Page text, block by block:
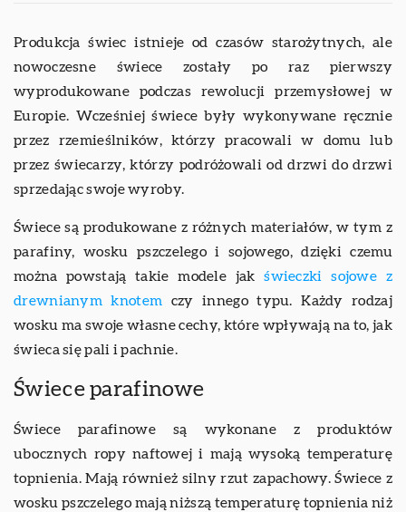
Produkcja świec istnieje od czasów starożytnych, ale
nowoczesne świece zostały po raz pierwszy
wyprodukowane podczas rewolucji przemysłowej w
Europie. Wcześniej świece były wykonywane ręcznie
przez rzemieślników, którzy pracowali w domu lub
przez świecarzy, którzy podróżowali od drzwi do drzwi
sprzedając swoje wyroby.
Świece są produkowane z różnych materiałów, w tym z
parafiny, wosku pszczelego i sojowego, dzięki czemu
można powstają takie modele jakświeczki sojowe z
drewnianym knotem czy innego typu. Każdy rodzaj
wosku ma swoje własne cechy, które wpływają na to, jak
świeca się pali i pachnie.
Świece parafinowe
Świece parafinowe są wykonane z produktów
ubocznych ropy naftowej i mają wysoką temperaturę
topnienia. Mają również silny rzut zapachowy. Świece z
wosku pszczelego mają niższą temperaturę topnienia niż